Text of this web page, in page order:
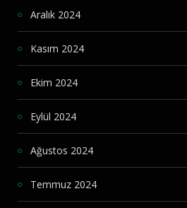
Aralık 2024
Kasım 2024
Ekim 2024
Eylül 2024
Ağustos 2024
Temmuz 2024